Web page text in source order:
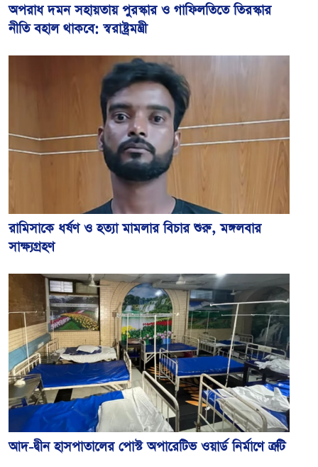
অপরাধ দমন সহায়তায় পুরস্কার ও গাফিলতিতে তিরস্কার
নীতি বহাল থাকবে: স্বরাষ্ট্রমন্ত্রী
রামিসাকে ধর্ষণ ও হত্যা মামলার বিচার শুরু, মঙ্গলবার
সাক্ষ্যগ্রহণ
আদ-দ্বীন হাসপাতালের পোস্ট অপারেটিভ ওয়ার্ড নির্মাণে ত্রুটি